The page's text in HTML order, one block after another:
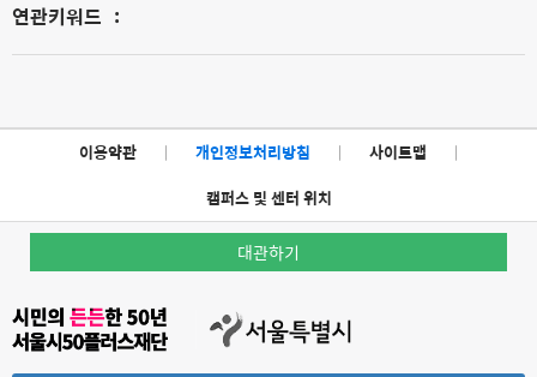
연관키워드 :
이용약관 | 개인정보처리방침 | 사이트맵
|
캠퍼스 및 센터 위치
대관하기